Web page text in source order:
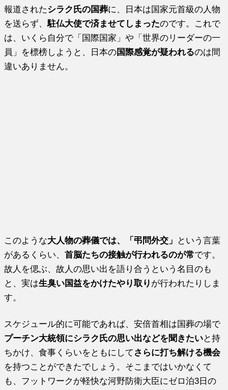
報道されたシラク氏の国葬に、日本は国家元首級の人物
を送らず、駐仏大使で済ませてしまったのです。これで
は、いくら自分で「国際国家」や「世界のリーダーの一
員」を標榜しようと、日本の国際感覚が疑われるのは間
違いありません。
このような大人物の葬儀では、「弔問外交」
という言葉
があるくらい、首脳たちの接触が行われるのが常です。
故人を偲ぶ、故人の思い出を語り合うという名目のも
と、実は生臭い国益をかけたやり取り が行われたりしま
す。
スケジュール的に可能であれば、安倍首相は国葬の場で
プーチン大統領にシラク氏の思い出などを聞きたいと持
ちかけ、食事くらいをともにして さらに打ち解ける機会
を持つことができたでしょう。そこまではいかなくて
も、フットワークが軽快な河野防衛大臣にゼロ泊3日の